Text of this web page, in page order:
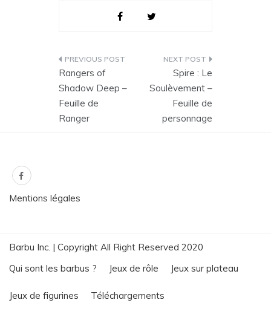
Navigation
de
l’article
Rangers of
Shadow Deep –
Feuille de
Ranger
Spire : Le
Soulèvement –
Feuille de
personnage
Mentions légales
Barbu Inc. | Copyright All Right Reserved 2020
Qui sont les barbus ?
Jeux de rôle Jeux sur plateau
Jeux de figurines Téléchargements